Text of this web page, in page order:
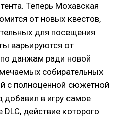
Теперь Мохавская
от новых квестов,
для посещения
варьируются от
по данжам ради новой
собирательных
с полноценной сюжетной
добавил в игру самое
действие которого